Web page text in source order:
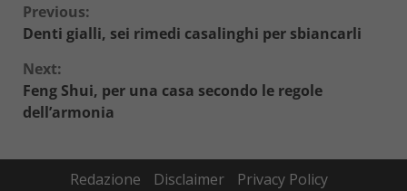
Continue
Reading
Previous:
Denti gialli, sei rimedi casalinghi per sbiancarli
Next:
Feng Shui, per una casa secondo le regole
dell’armonia
Redazione Disclaimer Privacy Policy